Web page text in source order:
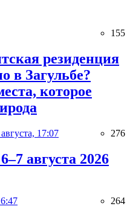
155
резиденция
в Загульбе?
которое
17:07 276
августа 2026
264